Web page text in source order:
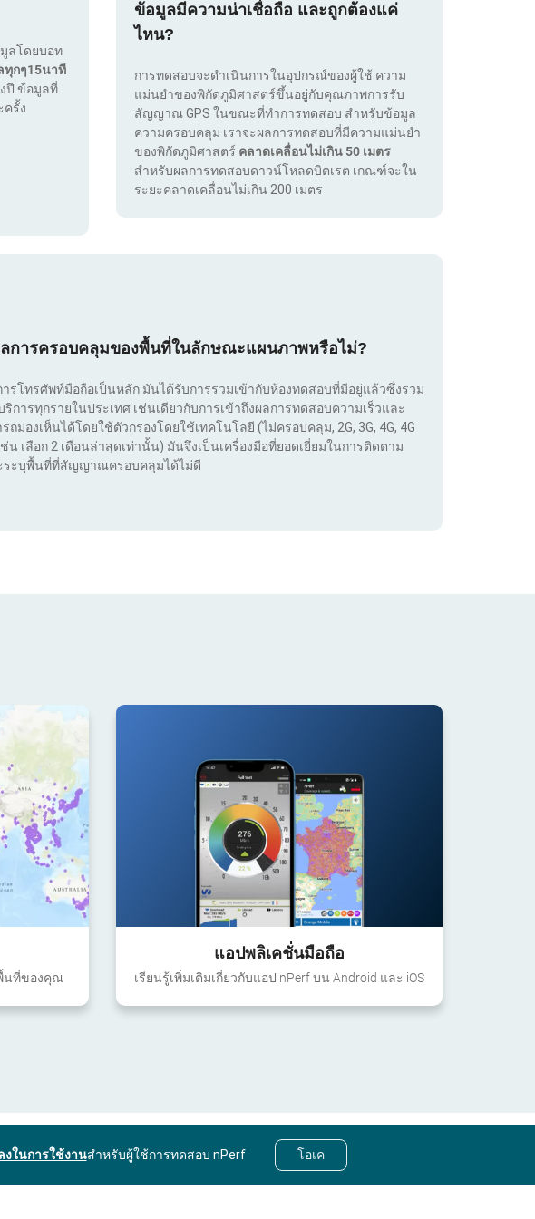
ลโดยบอท
ทุกๆ15นาที
ปี ข้อมูลที่
ครั้ง
ข้อมูลมีความน่าเชื่อถือ และถูกต้องแค่
ไหน?
การทดสอบจะดำเนินการในอุปกรณ์ของผู้ใช้ ความ
แม่นยำของพิกัดภูมิศาสตร์ขึ้นอยู่กับคุณภาพการรับ
สัญญาณ GPS ในขณะที่ทำการทดสอบ สำหรับข้อมูล
ความครอบคลุม เราจะผลการทดสอบที่มีความแม่นยำ
ของพิกัดภูมิศาสตร์ คลาดเคลื่อนไม่เกิน 50 เมตร
สำหรับผลการทดสอบดาวน์โหลดบิตเรต เกณฑ์จะใน
ระยะคลาดเคลื่อนไม่เกิน 200 เมตร
ลการครอบคลุมของพื้นที่ในลักษณะแผนภาพหรือไม่?
รโทรศัพท์มือถือเป็นหลัก มันได้รับการรวมเข้ากับห้องทดสอบที่มีอยู่แล้วซึ่งรวม
การทุกรายในประเทศ เช่นเดียวกับการเข้าถึงผลการทดสอบความเร็วและ
องเห็นได้โดยใช้ตัวกรองโดยใช้เทคโนโลยี (ไม่ครอบคลุม, 2G, 3G, 4G, 4G
น เลือก 2 เดือนล่าสุดเท่านั้น) มันจึงเป็นเครื่องมือที่ยอดเยี่ยมในการติดตาม
ระบุพื้นที่ที่สัญญาณครอบคลุมได้ไม่ดี
นที่ของคุณ
แอปพลิเคชั่นมือถือ
เรียนรู้เพิ่มเติมเกี่ยวกับแอป nPerf บน Android และ iOS
งในการใช้งานสำหรับผู้ใช้การทดสอบ nPerf โอเค